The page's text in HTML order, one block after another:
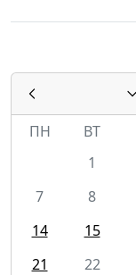
ПН
ВТ
1
7
8
14
15
21
22